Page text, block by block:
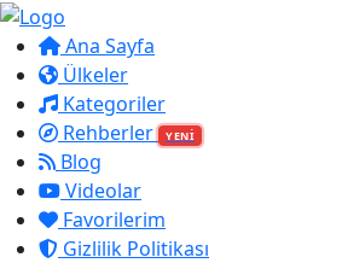
Ana Sayfa
Ülkeler
Kategoriler
Rehberler
YENİ
Blog
Videolar
Favorilerim
Gizlilik Politikası